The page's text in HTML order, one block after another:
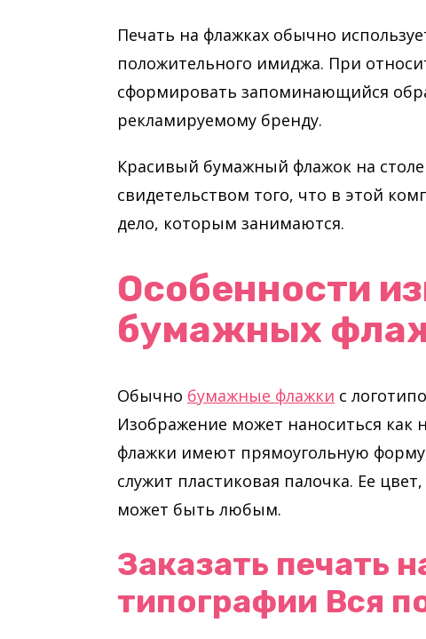
Печать на флажках обычно
положительного имиджа. При
сформировать запоминающийся
рекламируемому бренду.
Красивый бумажный флажок на
свидетельством того, что в этой
дело, которым занимаются.
Особенности
бумажных
Обычно бумажные флажки с
Изображение может наноситься как
флажки имеют прямоугольную
служит пластиковая палочка. Ее
может быть любым.
Заказать печать
типографии Вся